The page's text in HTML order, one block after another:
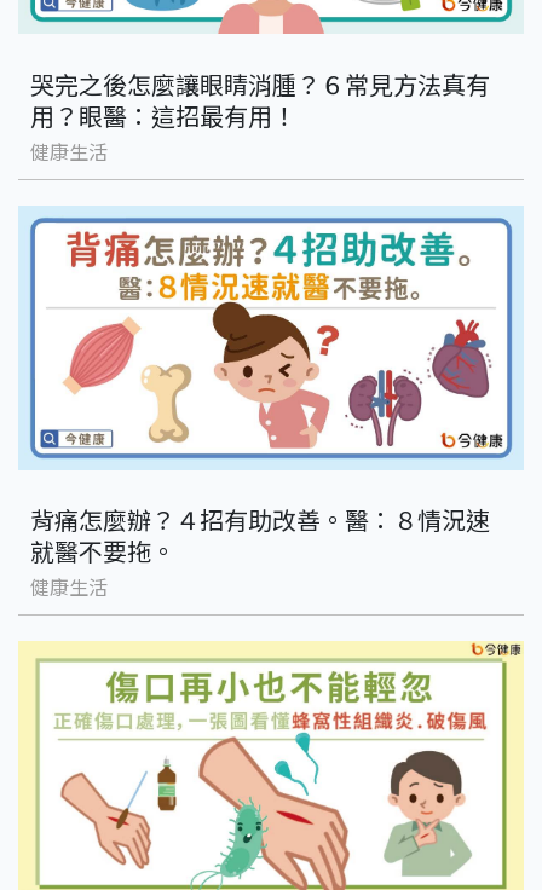
哭完之後怎麼讓眼睛消腫？６常見方法真有
用？眼醫：這招最有用！
健康生活
背痛怎麼辦？４招有助改善。醫：８情況速
就醫不要拖。
健康生活